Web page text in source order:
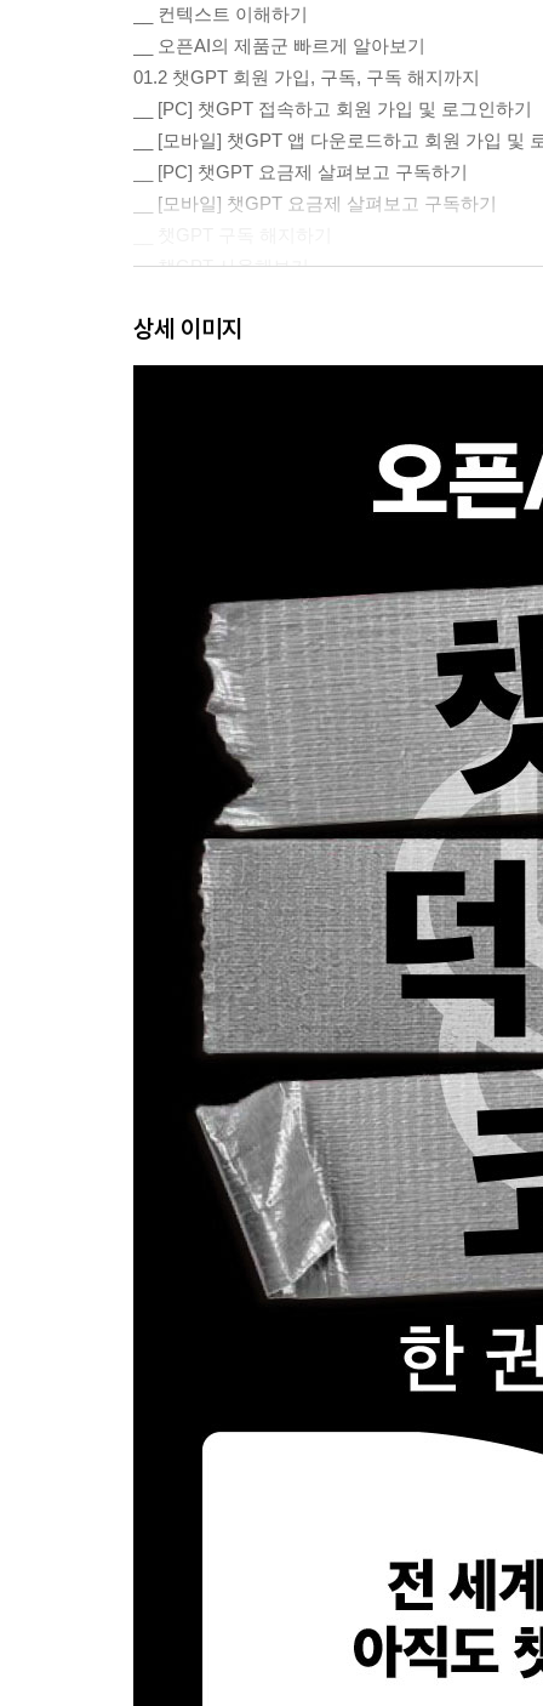
__ 컨텍스트 이해하기
__ 오픈AI의 제품군 빠르게 알아보기
01.2 챗GPT 회원 가입, 구독, 구독 해지까지
__ [PC] 챗GPT 접속하고 회원 가입 및 로그인하기
__ [모바일] 챗GPT 앱 다운로드하고 회원 가입 및
__ [PC] 챗GPT 요금제 살펴보고 구독하기
__ [모바일] 챗GPT 요금제 살펴보고 구독하기
__ 챗GPT 사용해보기
__ 내 토큰을 최대한 많이 사용하려면? 미리 메시
01.3 챗GPT의 핵심 기능 사용해보기
__ [바로 03] 챗GPT 모델 설정 수준을 높여 더 강
__ [바로 04] 챗GPT에 파일을 업로드하고 분석 업
__ [바로 05] 덕테이프로 고품질 이미지 생성해보기
__ [바로 07] 심층 리서치로 최근 주식 TOP 5 보고
01.4 챗GPT의 설정, 고급 기능 사용해보기
__ [바로 08] 챗GPT가 웹·문서 작업까지? 에이전
__ [바로 09] 챗GPT와 실시간으로 편집하는 캔버
__ [바로 10] 챗GPT를 내 성향에 맞게, 개인 맞춤
__ [바로 11] 반복 작업을 줄여주는 프로젝트 사용
01.5 챗GPT 앱 사용해보기
__ [바로 12] 앱 살펴보고 챗GPT에서 지메일 사용
__ [바로 13] 어도비 익스프레스 앱으로 이미지 배
01.6 엑셀과 구글 스프레드시트 안에서 챗GPT 사
__ [바로 14] 업무 생산성을 높이는 엑셀 in 챗GPT
__ [바로 15] 인터페이스 파악하고 엑셀 in 챗GPT
__ [바로 16] 엑셀 in 챗GPT에 지메일 연동해보기
__ [바로 17] 구글 스프레드시트 in 챗GPT 설치하
[총정리 퀴즈]
[02장] 덕테이프 개념 실습 완벽 입문 가이드
02.1 덕테이프 넌 누구니?
__ 이미지를 의미 그 자체로 생각하는 오픈AI의 의
__ 모델이 발전할수록 긴 프롬프트는 필요 없다
__ 이건 알고 입력하자! 이미지 프롬프트의 기본 요
02.2 덕테이프 인터페이스 완벽 가이드
__ 이미지 생성을 하기 전에 알아야 하는 옵션
02.3 덕테이프로 이미지 만들어보기
__ [바로 19] 내 대화 내역을 기반으로 프로필 이미
__ [바로 21] 회사 명함 만들기
__ [바로 25] 내 얼굴 스튜디오에서 촬영한 것처럼
__ [바로 26] 특가 세일 포스터 만들기
__ [바로 27] 동영상에 활용할 스토리보드 만들기
__ [바로 28] 로고 기반으로 굿즈 키트 프로토타입
__ [바로 29] 하찮은 프로필 사진 만들기 프롬프트
상세 이미지